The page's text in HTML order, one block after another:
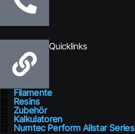
Quicklinks
Filamente
Resins
Zubehör
Kalkulatoren
Numtec Perform Allstar Series